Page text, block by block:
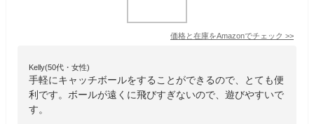
価格と在庫をAmazonでチェック >>
Kelly(50代・女性)
手軽にキャッチボールをすることができるので、とても便
利です。ボールが遠くに飛びすぎないので、遊びやすいで
す。